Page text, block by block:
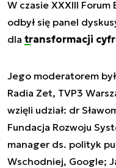
W czasie XXXIII
odbył się panel
dla transformacji
Jego moderatorem
Radia Zet, TVP3
wzięli udział: dr
Fundacja Rozwoju
manager ds. polityk
Wschodniej, Google;